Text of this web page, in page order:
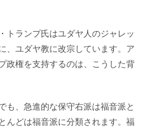
トランプ氏はユダヤ人のジャレッ
、ユダヤ教に改宗しています。ア
政権を支持するのは、こうした背
も、急進的な保守右派は福音派と
んどは福音派に分類されます。福